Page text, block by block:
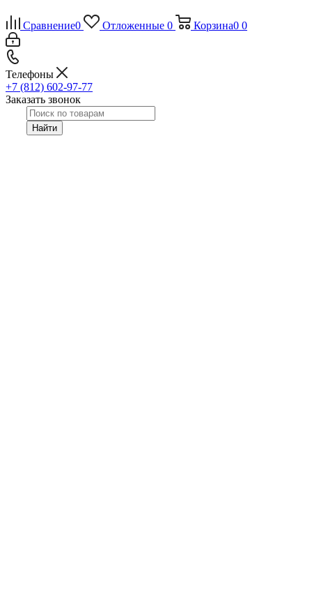
Сравнение0 Отложенные 0 Корзина0 0
Телефоны
+7 (812) 602-97-77
Заказать звонок
Найти